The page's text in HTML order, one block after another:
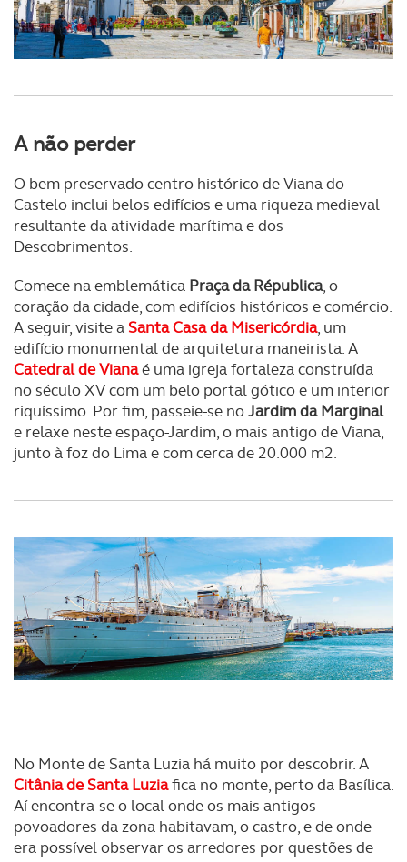
A não perder
O bem preservado centro histórico de Viana do
Castelo inclui belos edifícios e uma riqueza medieval
resultante da atividade marítima e dos
Descobrimentos.
Comece na emblemática Praça da Républica, o
coração da cidade, com edifícios históricos e comércio.
A seguir, visite a Santa Casa da Misericórdia, um
edifício monumental de arquitetura maneirista. A
Catedral de Vianaé uma igreja fortaleza construída
no século XV com um belo portal gótico e um interior
riquíssimo. Por fim, passeie-se noJardim da Marginal
e relaxe neste espaço-Jardim, o mais antigo de Viana,
junto à foz do Lima e com cerca de 20.000 m2.
No Monte de Santa Luzia há muito por descobrir. A
Citânia de Santa Luziafica no monte, perto da Basílica.
Aí encontra-se o local onde os mais antigos
povoadores da zona habitavam, o castro, e de onde
era possível observar os arredores por questões de